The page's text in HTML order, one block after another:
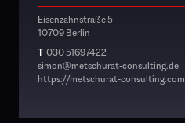
Eisenzahnstraße 5
10709 Berlin
T 030 51697422
simon@metschurat-consulting.de
https://metschurat-consulting.com